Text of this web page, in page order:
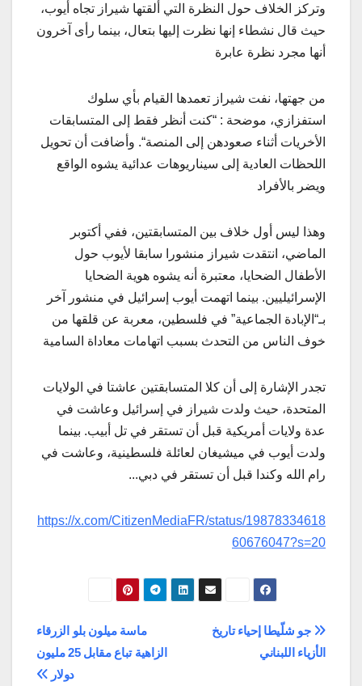
وتركز الخلاف حول النظرة التي ألقتها شيراز تجاه أيوب،
حيث قال نشطاء إنها نظرت إليها بتعال، بينما رأى آخرون
أنها مجرد نظرة عابرة
من جهتها، نفت شيراز تعمدها القيام بأي سلوك
استفزازي، موضحة : “كنت أنظر فقط إلى المتسابقات
الأخريات أثناء صعودهن إلى المنصة“. وأضافت أن تحويل
اللحظات العادية إلى سيناريوهات عدائية يشوه الواقع
ويضر بالأفراد
وهذا ليس أول خلاف بين المتسابقتين، ففي أكتوبر
الماضي، انتقدت شيراز منشورا سابقا لأيوب حول
الأطفال الضحايا، معتبرة أنه يشوه هوية الضحايا
الإسرائيليين. بينما اتهمت أيوب إسرائيل في منشور
آخر
بـ“ الإبادة الجماعية” في فلسطين، معربة عن قلقها من
خوف الناس من التحدث بسبب اتهامات معاداة السامية
تجدر الإشارة إلى أن كلا المتسابقتين عاشتا في الولايات
المتحدة، حيث ولدت شيراز في إسرائيل وعاشت في
عدة ولايات أمريكية قبل أن تستقر في تل أبيب. بينما
ولدت أيوب في ميشيغان لعائلة فلسطينية، وعاشت في
رام الله وكندا قبل أن تستقر في دبي.
.
.
https://x.com/CitizenMediaFR/status/19878334618
60676047?s=20
تصفّح
المقالات
ماسة ميلون بلو الزرقاء
الزاهية تباع مقابل 25 مليون
دولار
جو شلّيطا إحياء تاريخ
الأزياء اللبناني